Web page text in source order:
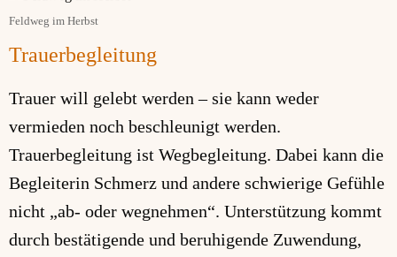
Feldweg im Herbst
Trauerbegleitung
Trauer will gelebt werden – sie kann weder
vermieden noch beschleunigt werden.
Trauerbegleitung ist Wegbegleitung. Dabei kann die
Begleiterin Schmerz und andere schwierige Gefühle
nicht „ab- oder wegnehmen“. Unterstützung kommt
durch bestätigende und beruhigende Zuwendung,